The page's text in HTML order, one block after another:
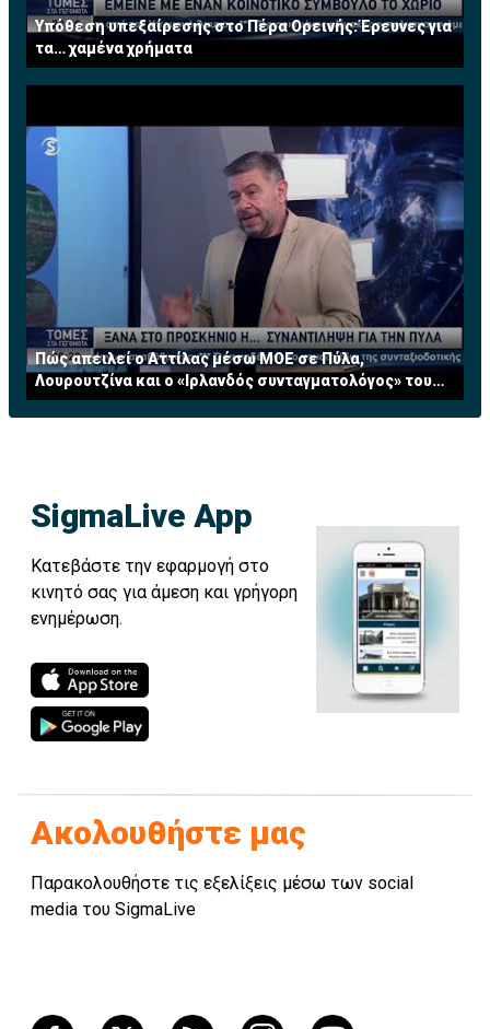
Υπόθεση υπεξαίρεσης στο Πέρα Ορεινής: Έρευνες για
τα… χαμένα χρήματα
Πώς απειλεί ο Αττίλας μέσω ΜΟΕ σε Πύλα,
Λουρουτζίνα και ο «Ιρλανδός συνταγματολόγος» του
ΟΗΕ
SigmaLive App
Κατεβάστε την εφαρμογή στο
κινητό σας για άμεση και γρήγορη
ενημέρωση.
Ακολουθήστε μας
Παρακολουθήστε τις εξελίξεις μέσω των social
media του SigmaLive